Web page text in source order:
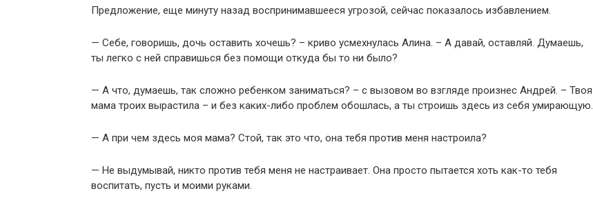
Предложение, еще минуту назад воспринимавшееся угрозой, сейчас показалось избавлением.
— Себе, говоришь, дочь оставить хочешь? – криво усмехнулась Алина. – А давай, оставляй. Думаешь,
ты легко с ней справишься без помощи откуда бы то ни было?
— А что, думаешь, так сложно ребенком заниматься? – с вызовом во взгляде произнес Андрей. – Твоя
мама троих вырастила – и без каких-либо проблем обошлась, а ты строишь здесь из себя умирающую.
— А при чем здесь моя мама? Стой, так это что, она тебя против меня настроила?
— Не выдумывай, никто против тебя меня не настраивает. Она просто пытается хоть как-то тебя
воспитать, пусть и моими руками.